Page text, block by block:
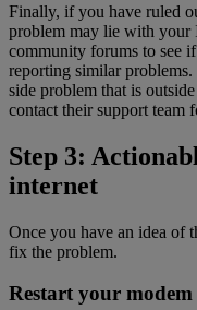
Finally, if you have ruled
problem may lie with your
community forums to see
reporting similar
side problem that is
contact their support team
Step 3:
internet
Once you have an idea of
fix the problem.
Restart your